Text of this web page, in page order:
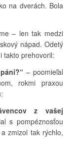
na dverách. Bola
– len tak medzi
nápad. Odetý
takto prehovoril:
– poomieľal
rokmi praxou
z vašej
s pompéznosťou
zmizol tak rýchlo,